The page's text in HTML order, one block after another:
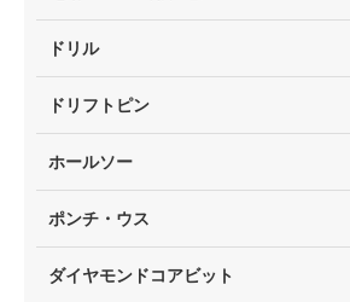
ドリル
ドリフトピン
ホールソー
ポンチ・ウス
ダイヤモンドコアビット